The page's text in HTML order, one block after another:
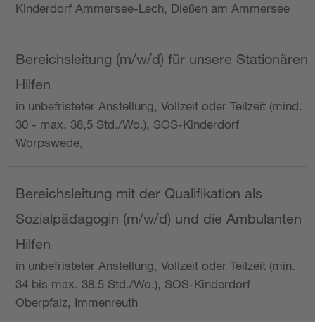
Kinderdorf Ammersee-Lech, Dießen am Ammersee
Bereichsleitung (m/w/d) für unsere Stationären
Hilfen
in unbefristeter Anstellung, Vollzeit oder Teilzeit (mind.
30 - max. 38,5 Std./Wo.), SOS-Kinderdorf
Worpswede,
Bereichsleitung mit der Qualifikation als
Sozialpädagogin (m/w/d) und die Ambulanten
Hilfen
in unbefristeter Anstellung, Vollzeit oder Teilzeit (min.
34 bis max. 38,5 Std./Wo.), SOS-Kinderdorf
Oberpfalz, Immenreuth